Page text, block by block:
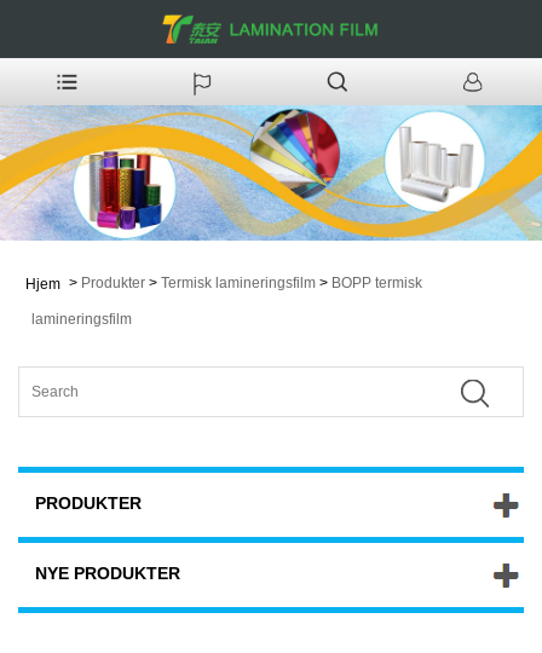
Hjem > Produkter > Termisk lamineringsfilm > BOPP termisk
lamineringsfilm
PRODUKTER
NYE PRODUKTER